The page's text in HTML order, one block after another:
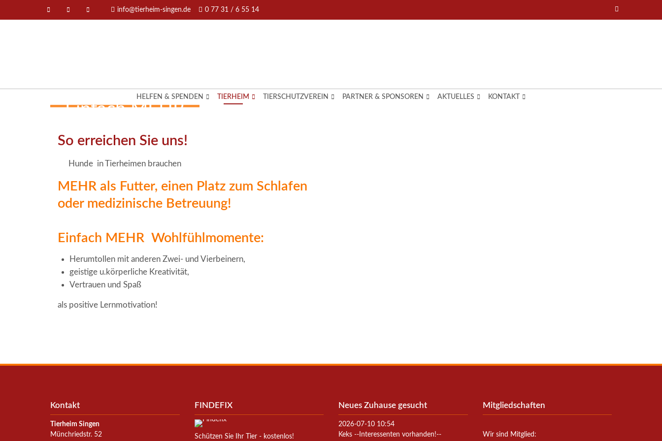
info@tierheim-singen.de 0 77 31 / 6 55 14
HELFEN & SPENDEN TIERHEIM TIERSCHUTZVEREIN PARTNER & SPONSOREN AKTUELLES KONTAKT
Einfach MEHR
Wohlfühlmomente.
So erreichen Sie uns!
Hunde in Tierheimen brauchen
MEHR als Futter, einen Platz zum Schlafen
oder medizinische Betreuung!
Einfach MEHR Wohlfühlmomente:
Herumtollen mit anderen Zwei- und Vierbeinern,
geistige u.körperliche Kreativität,
Vertrauen und Spaß
als positive Lernmotivation!
Kontakt
Tierheim Singen
Münchriedstr. 52
FINDEFIX
Schützen Sie Ihr Tier - kostenlos!
Neues Zuhause gesucht
2026-07-10 10:54
Keks --Interessenten vorhanden!--
Mitgliedschaften
Wir sind Mitglied: